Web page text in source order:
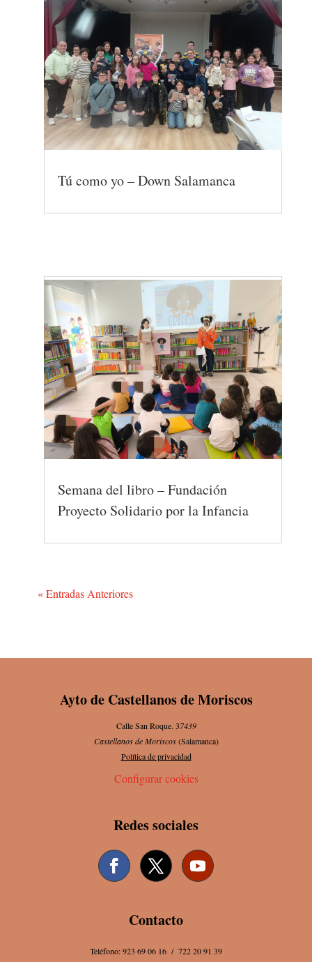
Tú como yo – Down Salamanca
Semana del libro – Fundación
Proyecto Solidario por la Infancia
« Entradas Anteriores
Ayto de Castellanos de Moriscos
Calle San Roque. 37439
Castellanos de Moriscos(Salamanca)
Política de privacidad
Configurar cookies
Redes sociales
Contacto
Teléfono: 923 69 06 16 / 722 20 91 39